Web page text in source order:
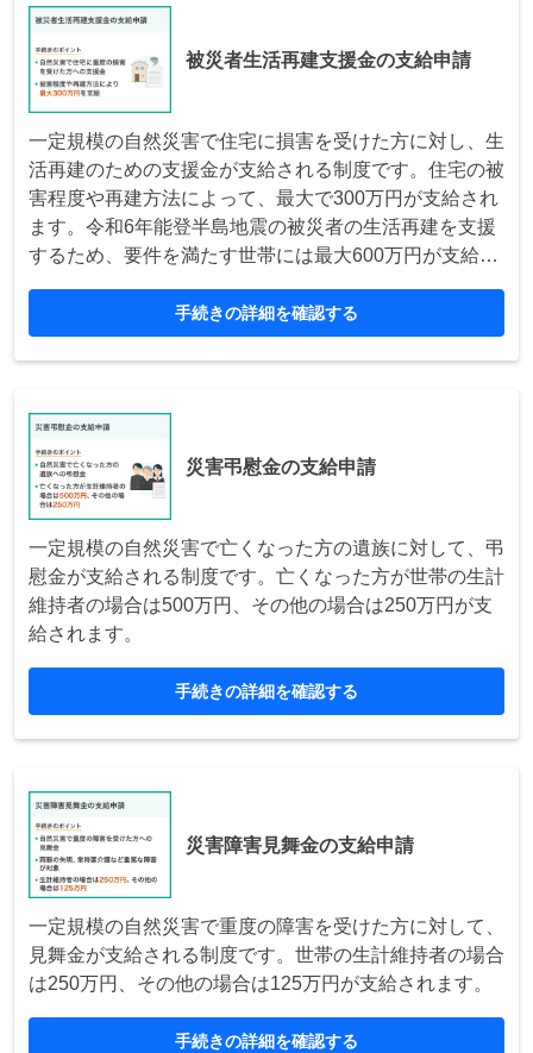
被災者生活再建支援金の支給申請
一定規模の自然災害で住宅に損害を受けた方に対し、生
活再建のための支援金が支給される制度です。住宅の被
害程度や再建方法によって、最大で300万円が支給され
ます。令和6年能登半島地震の被災者の生活再建を支援
するため、要件を満たす世帯には最大600万円が支給さ
手続きの詳細を確認する
災害弔慰金の支給申請
一定規模の自然災害で亡くなった方の遺族に対して、弔
慰金が支給される制度です。亡くなった方が世帯の生計
維持者の場合は500万円、その他の場合は250万円が支
給されます。
手続きの詳細を確認する
災害障害見舞金の支給申請
一定規模の自然災害で重度の障害を受けた方に対して、
見舞金が支給される制度です。世帯の生計維持者の場合
は250万円、その他の場合は125万円が支給されます。
手続きの詳細を確認する